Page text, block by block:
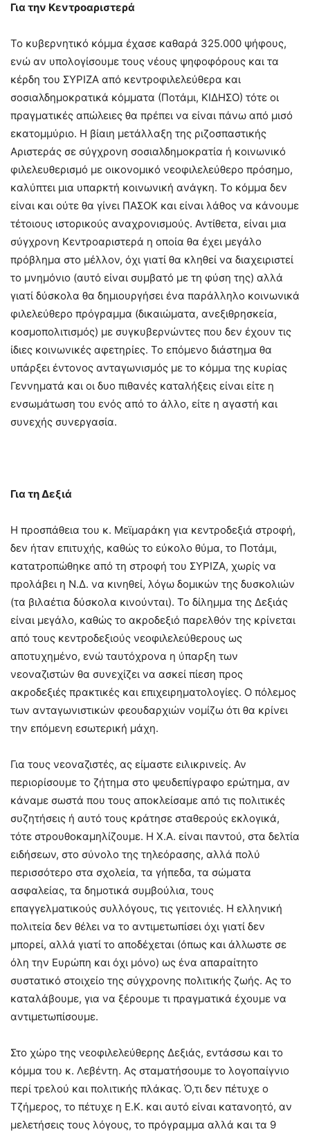
Για την Κεντροαριστερά
Το κυβερνητικό κόμμα έχασε καθαρά 325.000 ψήφους,
ενώ αν υπολογίσουμε τους νέους ψηφοφόρους και τα
κέρδη του ΣΥΡΙΖΑ από κεντροφιλελεύθερα και
σοσιαλδημοκρατικά κόμματα (Ποτάμι, ΚΙΔΗΣΟ) τότε οι
πραγματικές απώλειες θα πρέπει να είναι πάνω από μισό
εκατομμύριο. Η βίαιη μετάλλαξη της ριζοσπαστικής
Αριστεράς σε σύγχρονη σοσιαλδημοκρατία ή κοινωνικό
φιλελευθερισμό με οικονομικό νεοφιλελεύθερο πρόσημο,
καλύπτει μια υπαρκτή κοινωνική ανάγκη. Το κόμμα δεν
είναι και ούτε θα γίνει ΠΑΣΟΚ και είναι λάθος να κάνουμε
τέτοιους ιστορικούς αναχρονισμούς. Αντίθετα, είναι μια
σύγχρονη Κεντροαριστερά η οποία θα έχει μεγάλο
πρόβλημα στο μέλλον, όχι γιατί θα κληθεί να διαχειριστεί
το μνημόνιο (αυτό είναι συμβατό με τη φύση της) αλλά
γιατί δύσκολα θα δημιουργήσει ένα παράλληλο κοινωνικά
φιλελεύθερο πρόγραμμα (δικαιώματα, ανεξιθρησκεία,
κοσμοπολιτισμός) με συγκυβερνώντες που δεν έχουν τις
ίδιες κοινωνικές αφετηρίες. Το επόμενο διάστημα θα
υπάρξει έντονος ανταγωνισμός με το κόμμα της κυρίας
Γεννηματά και οι δυο πιθανές καταλήξεις είναι είτε η
ενσωμάτωση του ενός από το άλλο, είτε η αγαστή και
συνεχής συνεργασία.
Για τη Δεξιά
Η προσπάθεια του κ. Μεϊμαράκη για κεντροδεξιά στροφή,
δεν ήταν επιτυχής, καθώς το εύκολο θύμα, το Ποτάμι,
κατατροπώθηκε από τη στροφή του ΣΥΡΙΖΑ, χωρίς να
προλάβει η Ν.Δ. να κινηθεί, λόγω δομικών της δυσκολιών
(τα βιλαέτια δύσκολα κινούνται). Το δίλημμα της Δεξιάς
είναι μεγάλο, καθώς το ακροδεξιό παρελθόν της κρίνεται
από τους κεντροδεξιούς νεοφιλελεύθερους ως
αποτυχημένο, ενώ ταυτόχρονα η ύπαρξη των
νεοναζιστών θα συνεχίζει να ασκεί πίεση προς
ακροδεξιές πρακτικές και επιχειρηματολογίες. Ο πόλεμος
των ανταγωνιστικών φεουδαρχιών νομίζω ότι θα κρίνει
την επόμενη εσωτερική μάχη.
Για τους νεοναζιστές, ας είμαστε ειλικρινείς. Αν
περιορίσουμε το ζήτημα στο ψευδεπίγραφο ερώτημα, αν
κάναμε σωστά που τους αποκλείσαμε από τις πολιτικές
συζητήσεις ή αυτό τους κράτησε σταθερούς εκλογικά,
τότε στρουθοκαμηλίζουμε. Η Χ.Α. είναι παντού, στα δελτία
ειδήσεων, στο σύνολο της τηλεόρασης, αλλά πολύ
περισσότερο στα σχολεία, τα γήπεδα, τα σώματα
ασφαλείας, τα δημοτικά συμβούλια, τους
επαγγελματικούς συλλόγους, τις γειτονιές. Η ελληνική
πολιτεία δεν θέλει να το αντιμετωπίσει όχι γιατί δεν
μπορεί, αλλά γιατί το αποδέχεται (όπως και άλλωστε σε
όλη την Ευρώπη και όχι μόνο) ως ένα απαραίτητο
συστατικό στοιχείο της σύγχρονης πολιτικής ζωής. Ας το
καταλάβουμε, για να ξέρουμε τι πραγματικά έχουμε να
αντιμετωπίσουμε.
Στο χώρο της νεοφιλελεύθερης Δεξιάς, εντάσσω και το
κόμμα του κ. Λεβέντη. Ας σταματήσουμε το λογοπαίγνιο
περί τρελού και πολιτικής πλάκας. Ό,τι δεν πέτυχε ο
Τζήμερος, το πέτυχε η Ε.Κ. και αυτό είναι κατανοητό, αν
μελετήσεις τους λόγους, το πρόγραμμα αλλά και τα 9